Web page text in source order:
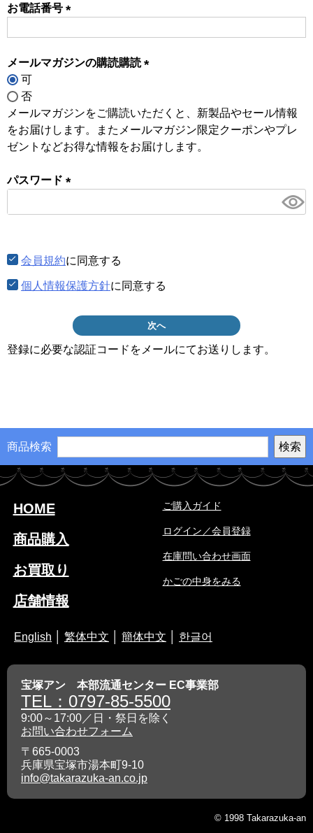
お電話番号
メールマガジンの購読購読
可
否
メールマガジンをご購読いただくと、新製品やセール情報
をお届けします。またメールマガジン限定クーポンやプレ
ゼントなどお得な情報をお届けします。
パスワード
須)
会員規約に同意する
個人情報保護方針に同意する
次へ
登録に必要な認証コードをメールにてお送りします。
商品検索
HOME
商品購入
お買取り
店舗情報
ご購入ガイド
ログイン／会員登録
在庫問い合わせ画面
かごの中身をみる
English 繁体中文 簡体中文 한글어
宝塚アン 本部流通センター EC事業部
TEL：0797-85-5500
9:00～17:00／日・祭日を除く
お問い合わせフォーム
〒665-0003
兵庫県宝塚市湯本町9-10
info@takarazuka-an.co.jp
© 1998 Takarazuka-an